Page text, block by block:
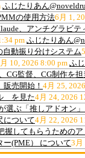
ふじたりあん
の使用方法6月 1,
、アンチグラビ
pmふじたりあん
自動振り分けシステム
10, 2026 8:00 pmふ
CG監督、CG制作を
売開始！ 4月 25,
を見た4月 24, 2026
選ぶ「推しアドオン
について4月 22, 2026
握してもらうためのア
(PME） について3月